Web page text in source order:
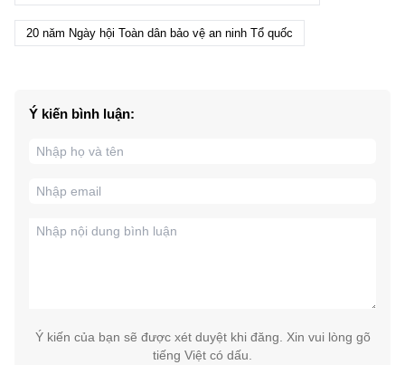
20 năm Ngày hội Toàn dân bảo vệ an ninh Tổ quốc
Ý kiến bình luận:
Ý kiến của bạn sẽ được xét duyệt khi đăng. Xin vui lòng gõ
tiếng Việt có dấu.